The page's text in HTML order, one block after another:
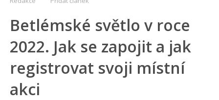
Betlémské světlo v roce
2022. Jak se zapojit a jak
registrovat svoji místní
akci